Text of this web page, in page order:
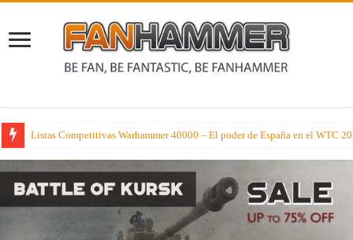
Listas Competitivas Warhammer 40000 – El poder de España en el WTC
Cae en la tentación de los Dioses del Caos en Warhammer el Viejo Mundo